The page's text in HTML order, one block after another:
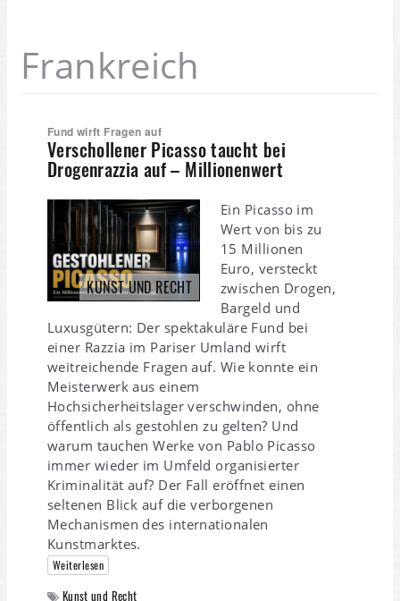
Frankreich
Fund wirft Fragen auf
Verschollener Picasso taucht bei
Drogenrazzia auf – Millionenwert
KUNST UND RECHT
Ein Picasso im
Wert von bis zu
15 Millionen
Euro, versteckt
zwischen Drogen,
Bargeld und
Luxusgütern: Der spektakuläre Fund bei
einer Razzia im Pariser Umland wirft
weitreichende Fragen auf. Wie konnte ein
Meisterwerk aus einem
Hochsicherheitslager verschwinden, ohne
öffentlich als gestohlen zu gelten? Und
warum tauchen Werke von Pablo Picasso
immer wieder im Umfeld organisierter
Kriminalität auf? Der Fall eröffnet einen
seltenen Blick auf die verborgenen
Mechanismen des internationalen
Kunstmarktes.
Weiterlesen
Kunst und Recht